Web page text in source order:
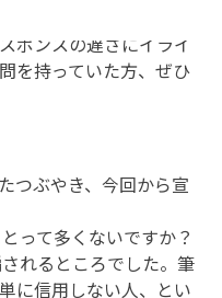
ポンスの遅さにイライ
を持っていた方、ぜひ
つぶやき、今回から宣
って多くないですか？
れるところでした。筆
に信用しない人、とい